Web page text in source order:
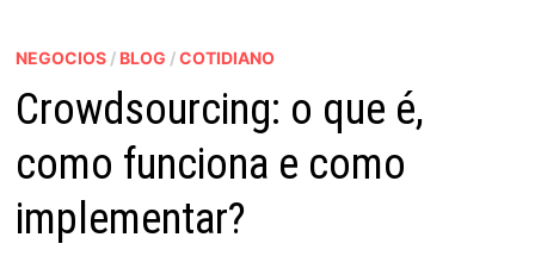
NEGOCIOS/ BLOG /COTIDIANO
Crowdsourcing: o que é,
como funciona e como
implementar?